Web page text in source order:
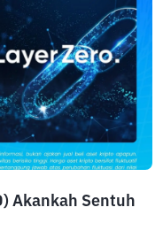
Akankah Sentuh